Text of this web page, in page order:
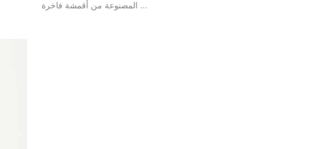
المصنوعة من أقمشة فاخرة ...